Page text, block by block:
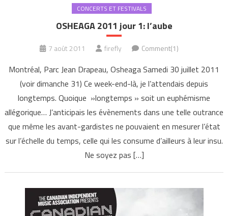
CONCERTS ET FESTIVALS
OSHEAGA 2011 jour 1: l’aube
7 août 2011 firefly Comment(1)
Montréal, Parc Jean Drapeau, Osheaga Samedi 30 juillet 2011
(voir dimanche 31) Ce week-end-là, je l’attendais depuis
longtemps. Quoique »longtemps » soit un euphémisme
allégorique… J’anticipais les évènements dans une telle outrance
que même les avant-gardistes ne pouvaient en mesurer l’état
sur l’échelle du temps, celle qui les consume d’ailleurs à leur insu.
Ne soyez pas […]